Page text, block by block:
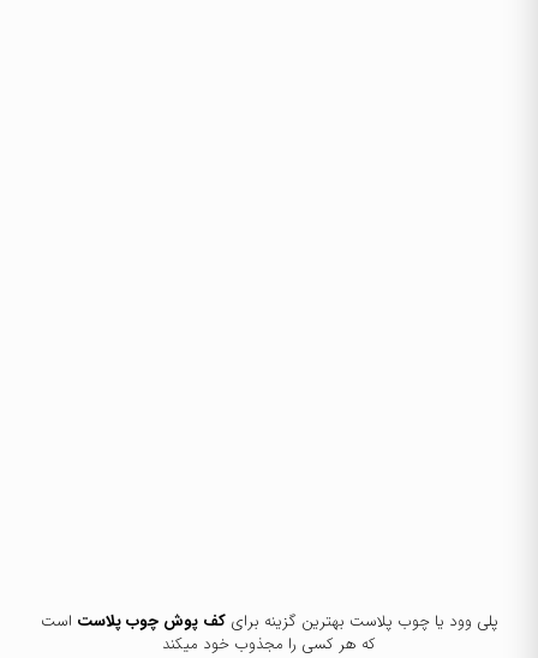
پلی وود یاچوب پلاست بهترین گزینه برای کف پوش چوب پلاست است
که هر کسی را مجذوب خود میکند